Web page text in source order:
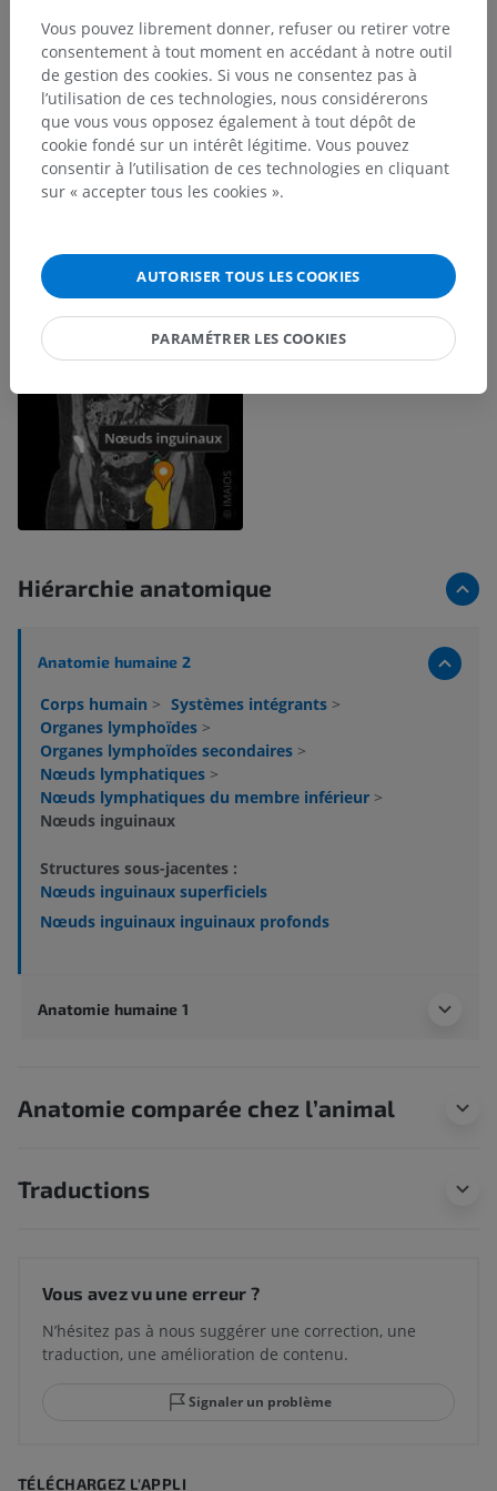
Hiérarchie anatomique
Anatomie humaine 2
Corps humain > Systèmes intégrants >
Organes lymphoïdes >
Organes lymphoïdes secondaires >
Nœuds lymphatiques >
Nœuds lymphatiques du membre inférieur >
Nœuds inguinaux
Structures sous-jacentes :
Nœuds inguinaux superficiels
Nœuds inguinaux inguinaux profonds
Anatomie humaine 1
Anatomie comparée chez l’animal
Traductions
Vous avez vu une erreur ?
N’hésitez pas à nous suggérer une correction, une
traduction, une amélioration de contenu.
Signaler un problème
TÉLÉCHARGEZ L'APPLI
Vous pouvez librement donner, refuser ou retirer votre
consentement à tout moment en accédant à notre outil
de gestion des cookies. Si vous ne consentez pas à
l’utilisation de ces technologies, nous considérerons
que vous vous opposez également à tout dépôt de
cookie fondé sur un intérêt légitime. Vous pouvez
consentir à l’utilisation de ces technologies en cliquant
sur « accepter tous les cookies ».
AUTORISER TOUS LES COOKIES
PARAMÉTRER LES COOKIES